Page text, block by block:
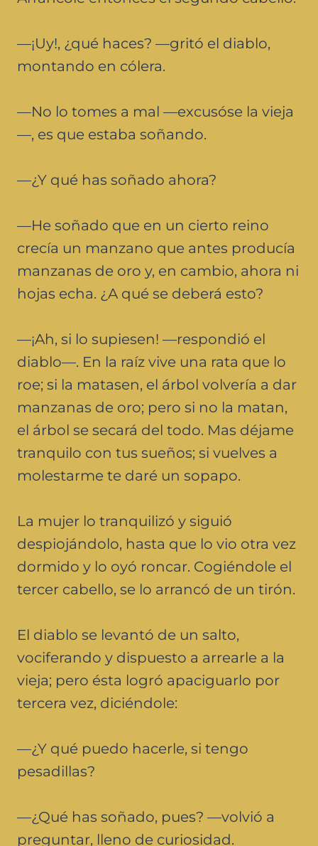
—¡Uy!, ¿qué haces? —gritó el diablo,
montando en cólera.
—No lo tomes a mal —excusóse la vieja
—, es que estaba soñando.
—¿Y qué has soñado ahora?
—He soñado que en un cierto reino
crecía un manzano que antes producía
manzanas de oro y, en cambio, ahora ni
hojas echa. ¿A qué se deberá esto?
—¡Ah, si lo supiesen! —respondió el
diablo—. En la raíz vive una rata que lo
roe; si la matasen, el árbol volvería a dar
manzanas de oro; pero si no la matan,
el árbol se secará del todo. Mas déjame
tranquilo con tus sueños; si vuelves a
molestarme te daré un sopapo.
La mujer lo tranquilizó y siguió
despiojándolo, hasta que lo vio otra vez
dormido y lo oyó roncar. Cogiéndole el
tercer cabello, se lo arrancó de un tirón.
El diablo se levantó de un salto,
vociferando y dispuesto a arrearle a la
vieja; pero ésta logró apaciguarlo por
tercera vez, diciéndole:
—¿Y qué puedo hacerle, si tengo
pesadillas?
—¿Qué has soñado, pues? —volvió a
preguntar, lleno de curiosidad.